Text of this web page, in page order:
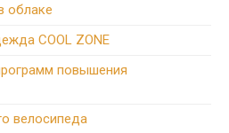
облаке
COOL ZONE
повышения
велосипеда